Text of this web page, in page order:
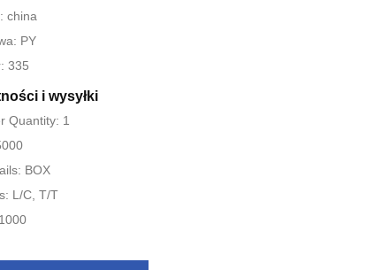
china
PY
335
i wysyłki
Quantity: 1
BOX
L/C, T/T